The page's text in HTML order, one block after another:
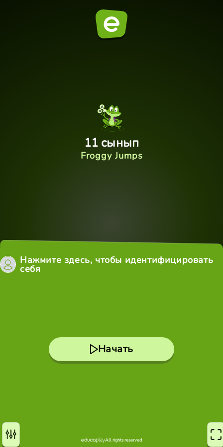
11 сынып
Froggy Jumps
Нажмите здесь, чтобы идентифицировать
себя
Начать
All rights reserved